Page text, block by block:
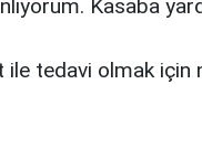
Kasaba
tedavi olmak için